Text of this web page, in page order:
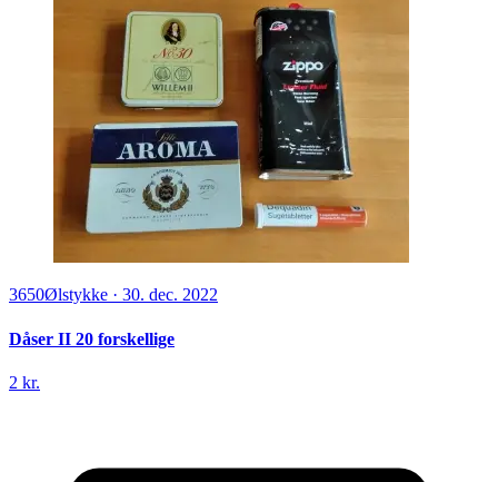
3650Ølstykke · 30. dec. 2022
Dåser II 20 forskellige
2 kr.